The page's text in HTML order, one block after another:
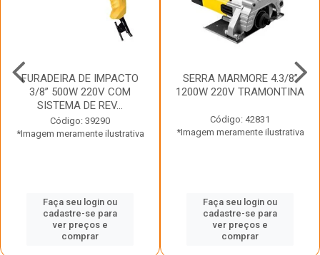
FURADEIRA DE IMPACTO
3/8” 500W 220V COM
SISTEMA DE REV...
Código: 39290
*Imagem meramente ilustrativa
Faça seu login ou
cadastre-se para
ver preços e
comprar
SERRA MARMORE 4.3/8”
1200W 220V TRAMONTINA
Código: 42831
*Imagem meramente ilustrativa
Faça seu login ou
cadastre-se para
ver preços e
comprar